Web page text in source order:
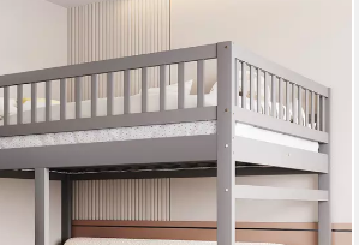
mit Treppe und Stauraum, Kiefernholz
bei dir